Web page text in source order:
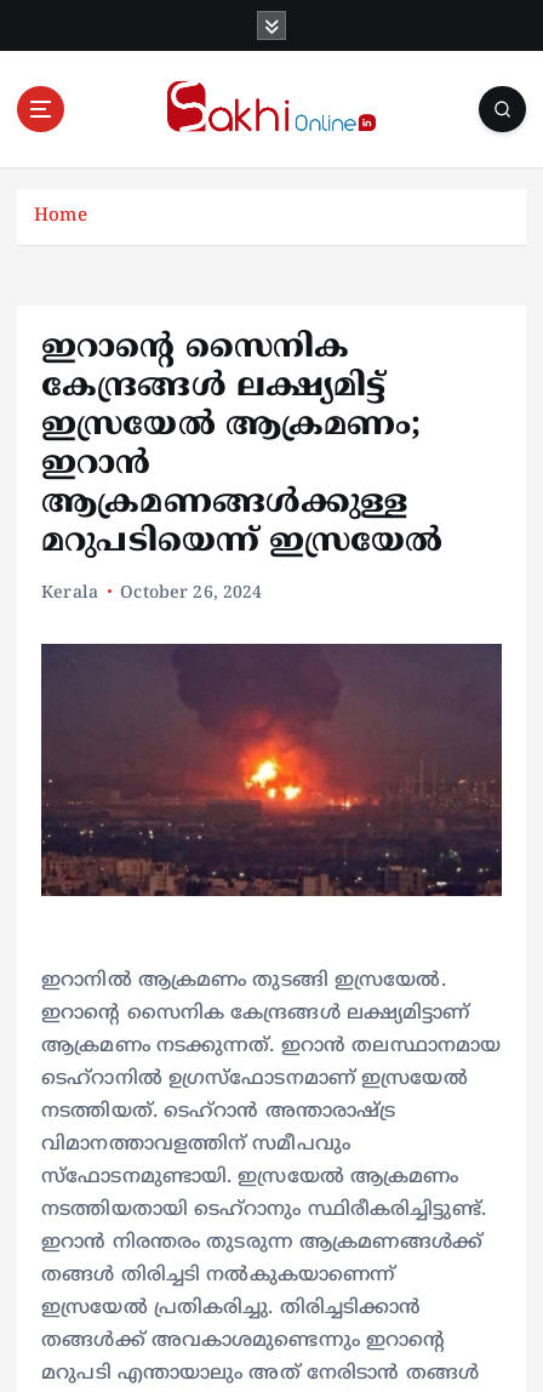
Online News Portal
Home
ഇറാന്റെ സൈനിക
കേന്ദ്രങ്ങള്‍ ലക്ഷ്യമിട്ട്
ഇസ്രയേല്‍ ആക്രമണം;
ഇറാന്‍
ആക്രമണങ്ങള്‍ക്കുള്ള
മറുപടിയെന്ന് ഇസ്രയേല്‍
Kerala October 26, 2024
ഇറാനില്‍ ആക്രമണം തുടങ്ങി ഇസ്രയേല്‍.
ഇറാന്റെ സൈനിക കേന്ദ്രങ്ങള്‍ ലക്ഷ്യമിട്ടാണ്
ആക്രമണം നടക്കുന്നത്. ഇറാന്‍ തലസ്ഥാനമായ
ടെഹ്‌റാനില്‍ ഉഗ്രസ്‌ഫോടനമാണ് ഇസ്രയേല്‍
നടത്തിയത്. ടെഹ്‌റാന്‍ അന്താരാഷ്ട്ര
വിമാനത്താവളത്തിന് സമീപവും
സ്‌ഫോടനമുണ്ടായി. ഇസ്രയേല്‍ ആക്രമണം
നടത്തിയതായി ടെഹ്‌റാനും സ്ഥിരീകരിച്ചിട്ടുണ്ട്.
ഇറാന്‍ നിരന്തരം തുടരുന്ന ആക്രമണങ്ങള്‍ക്ക്
തങ്ങള്‍ തിരിച്ചടി നല്‍കുകയാണെന്ന്
ഇസ്രയേല്‍ പ്രതികരിച്ചു. തിരിച്ചടിക്കാന്‍
തങ്ങള്‍ക്ക് അവകാശമുണ്ടെന്നും ഇറാന്റെ
മറുപടി എന്തായാലും അത് നേരിടാന്‍ തങ്ങള്‍